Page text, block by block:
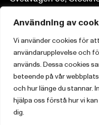
Användning av
Vi använder cookies för
användarupplevelse och
används. Dessa cookies
beteende på vår
och hur länge du stannar.
hjälpa oss förstå hur vi
dig.
Postadress
Box 3159, 103 63
Om